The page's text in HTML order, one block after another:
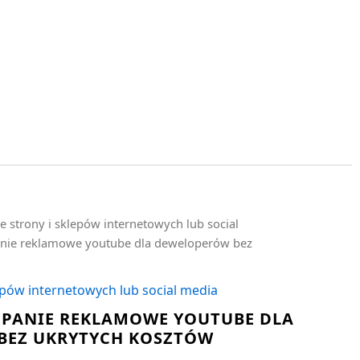
strony i sklepów internetowych lub social
reklamowe youtube dla deweloperów bez
internetowych lub social media
REKLAMOWE YOUTUBE DLA
UKRYTYCH KOSZTÓW